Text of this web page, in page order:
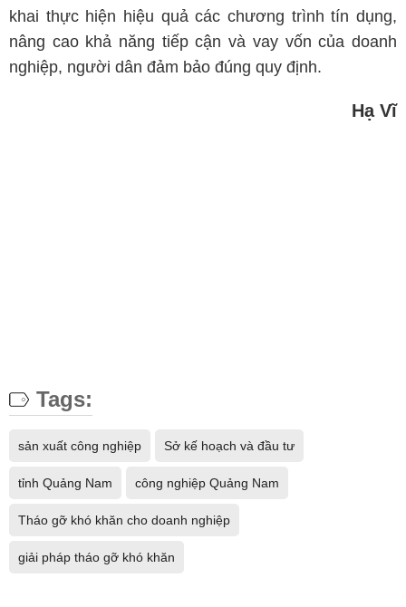
khai thực hiện hiệu quả các chương trình tín dụng,
nâng cao khả năng tiếp cận và vay vốn của doanh
nghiệp, người dân đảm bảo đúng quy định.
Hạ Vĩ
Tags:
sản xuất công nghiệp Sở kế hoạch và đầu tư
tỉnh Quảng Nam công nghiệp Quảng Nam
Tháo gỡ khó khăn cho doanh nghiệp
giải pháp tháo gỡ khó khăn